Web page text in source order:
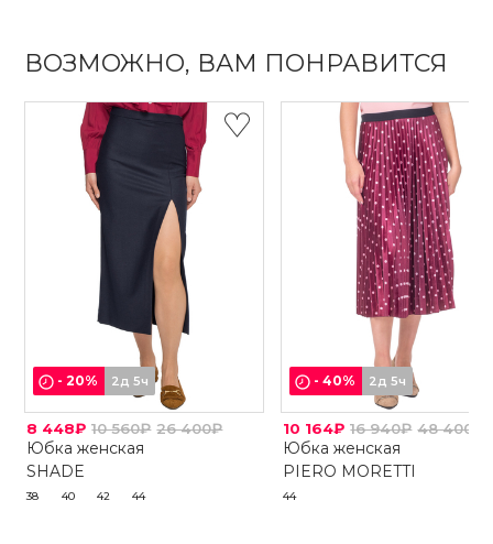
ВОЗМОЖНО, ВАМ ПОНРАВИТСЯ
-20% 2д 5ч
8 448₽ 10 560₽ 26 400₽
Юбка женская
SHADE
38 40 42 44
-40% 2д 5ч
10 164₽ 16 940₽ 48 400₽
Юбка женская
PIERO MORETTI
44